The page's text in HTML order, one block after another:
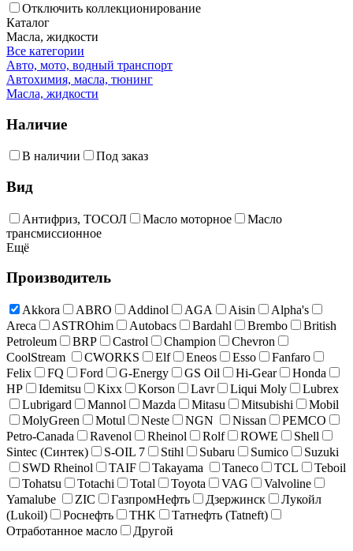
Отключить коллекционирование
Каталог
Масла, жидкости
Все категории
Авто, мото, водный транспорт
Автохимия, масла, тюнинг
Масла, жидкости
Наличие
В наличии Под заказ
Вид
Антифриз, ТОСОЛ Масло моторное
Масло
трансмиссионное
Ещё
Производитель
Akkora ABRO Addinol AGA Aisin
Alpha's
Areca
ASTROhim Autobacs Bardahl Brembo
British
Petroleum
BRP Castrol Champion
Chevron
CoolStream
CWORKS Elf Eneos Esso
Fanfaro
Felix
FQ Ford G-Energy GS Oil Hi-Gear
Honda
HP
Idemitsu Kixx Korson Lavr Liqui Moly
Lubrex
Lubrigard
Mannol Mazda Mitasu Mitsubishi
Mobil
MolyGreen
Motul Neste NGN Nissan
PEMCO
Petro-Canada
Ravenol Rheinol Rolf ROWE
Shell
Sintec (Синтек)
S-OIL 7 Stihl Subaru Sumico
Suzuki
SWD Rheinol
TAIF Takayama Taneco TCL
Teboil
Tohatsu
Totachi Total Toyota VAG
Valvoline
Yamalube
ZIC ГазпромНефть Дзержинск
Лукойл
(Lukoil)
Роснефть ТHK
Татнефть (Tatneft)
Отработанное масло
Другой